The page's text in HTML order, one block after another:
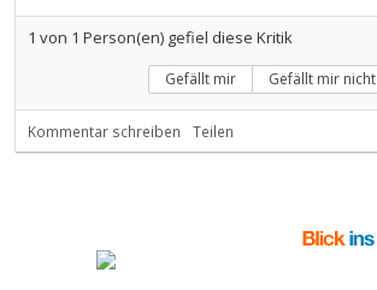
1 von 1 Person(en) gefiel diese Kritik
Gefällt mir Gefällt mir nicht
Kommentar schreiben Teilen